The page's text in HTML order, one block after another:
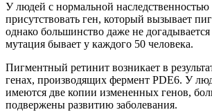
У людей с нормальной
присутствовать ген, который вызывает
однако большинство даже не
мутация бывает у каждого 50 человека.
Пигментный ретинит возникает в
генах, производящих фермент PDE6. У
имеются две копии измененных генов,
подвержены развитию заболевания.